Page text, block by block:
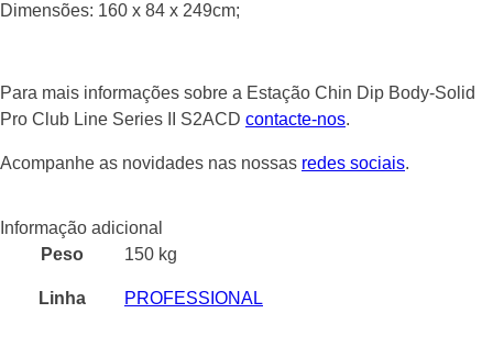
Dimensões: 160 x 84 x 249cm;
Para mais informações sobre a Estação Chin Dip Body-Solid
Pro Club Line Series II S2ACD contacte-nos.
Acompanhe as novidades nas nossas redes sociais.
Informação adicional
Peso
150 kg
Linha PROFESSIONAL